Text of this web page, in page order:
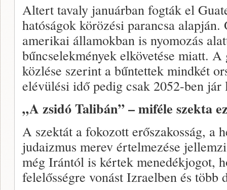
Altert tavaly januárban fogták el
hatóságok körözési parancsa alapján.
amerikai államokban is nyomozás
bűncselekmények elkövetése miatt.
közlése szerint a bűntettek mindkét
elévülési idő pedig csak 2052-ben jár
„A zsidó Talibán” – miféle szekta
A szektát a fokozott erőszakosság, a
judaizmus merev értelmezése
még Irántól is kértek menedékjogot,
felelősségre vonást Izraelben és több